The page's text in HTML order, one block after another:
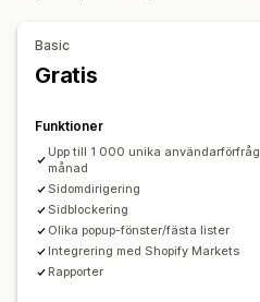
Landval
Basic
Gratis
Funktioner
Upp till 1 000 unika
månad
Sidomdirigering
Sidblockering
Olika popup-fönster/fästa lister
Integrering med Shopify Markets
Rapporter